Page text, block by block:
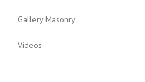
Gallery Masonry
Videos